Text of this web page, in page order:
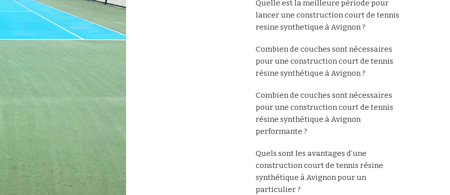
Quelle est la meilleure période pour
lancer une construction court de tennis
resine synthetique à Avignon ?
Combien de couches sont nécessaires
pour une construction court de tennis
résine synthétique à Avignon ?
Combien de couches sont nécessaires
pour une construction court de tennis
résine synthétique à Avignon
performante ?
Quels sont les avantages d’une
construction court de tennis résine
synthétique à Avignon pour un
particulier ?